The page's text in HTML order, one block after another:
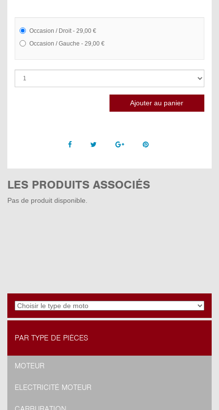
Occasion / Droit - 29,00 €
Occasion / Gauche - 29,00 €
Facebook Twitter Google +Pinterest
LES PRODUITS ASSOCIÉS
Pas de produit disponible.
PAR TYPE DE PIÈCES
MOTEUR
ELECTRICITÉ MOTEUR